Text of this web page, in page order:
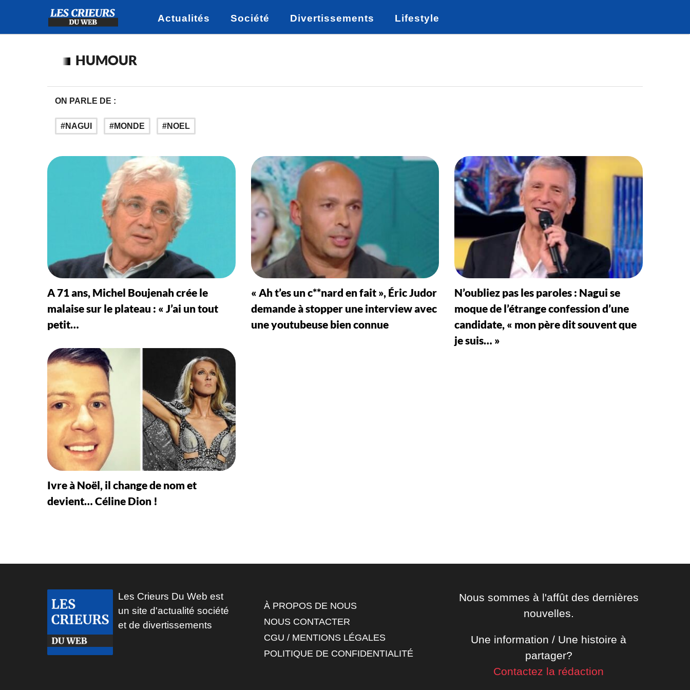
Actualités Société Divertissements Lifestyle
HUMOUR
ON PARLE DE :
NAGUI MONDE NOEL
A 71 ans, Michel Boujenah crée le
malaise sur le plateau : « J’ai un tout
petit…
« Ah t’es un c**nard en fait », Éric Judor
demande à stopper une interview avec
une youtubeuse bien connue
N’oubliez pas les paroles : Nagui se
moque de l’étrange confession d’une
candidate, « mon père dit souvent que
je suis… »
Ivre à Noël, il change de nom et
devient… Céline Dion !
Les Crieurs Du Web est
un site d'actualité société
et de divertissements
À PROPOS DE NOUS
NOUS CONTACTER
CGU / MENTIONS LÉGALES
POLITIQUE DE CONFIDENTIALITÉ
Nous sommes à l'affût des dernières
nouvelles.
Une information / Une histoire à
partager?
Contactez la rédaction